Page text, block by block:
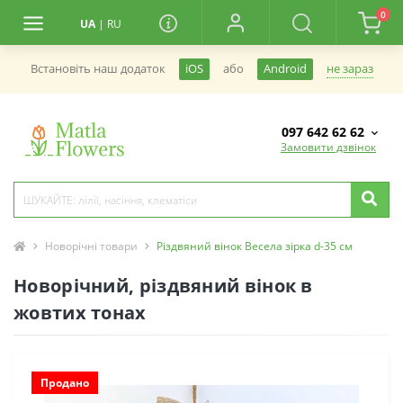
UA | RU
0
Встановiть наш додаток iOS або Android не зараз
097 642 62 62
Замовити дзвінок
Новорічні товари Різдвяний вінок Весела зірка d-35 см
Новорічний, різдвяний вінок в
жовтих тонах
Продано